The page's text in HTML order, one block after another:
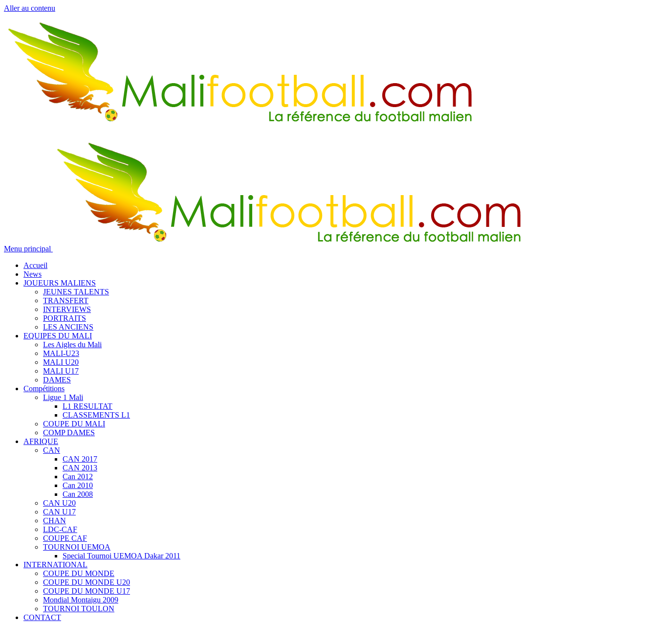
Aller au contenu
Menu principal
Accueil
News
JOUEURS MALIENS
JEUNES TALENTS
TRANSFERT
INTERVIEWS
PORTRAITS
LES ANCIENS
EQUIPES DU MALI
Les Aigles du Mali
MALI-U23
MALI U20
MALI U17
DAMES
Compétitions
Ligue 1 Mali
L1 RESULTAT
CLASSEMENTS L1
COUPE DU MALI
COMP DAMES
AFRIQUE
CAN
CAN 2017
CAN 2013
Can 2012
Can 2010
Can 2008
CAN U20
CAN U17
CHAN
LDC-CAF
COUPE CAF
TOURNOI UEMOA
Special Tournoi UEMOA Dakar 2011
INTERNATIONAL
COUPE DU MONDE
COUPE DU MONDE U20
COUPE DU MONDE U17
Mondial Montaigu 2009
TOURNOI TOULON
CONTACT